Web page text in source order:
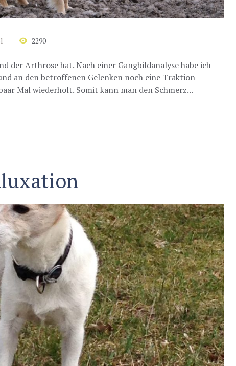
2290
der Arthrose hat. Nach einer Gangbildanalyse habe ich
an den betroffenen Gelenken noch eine Traktion
Mal wiederholt. Somit kann man den Schmerz...